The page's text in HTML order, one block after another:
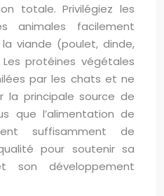
totale. Privilégiez les
animales facilement
viande (poulet, dinde,
protéines végétales
par les chats et ne
la principale source de
que l’alimentation de
suffisamment de
pour soutenir sa
son développement